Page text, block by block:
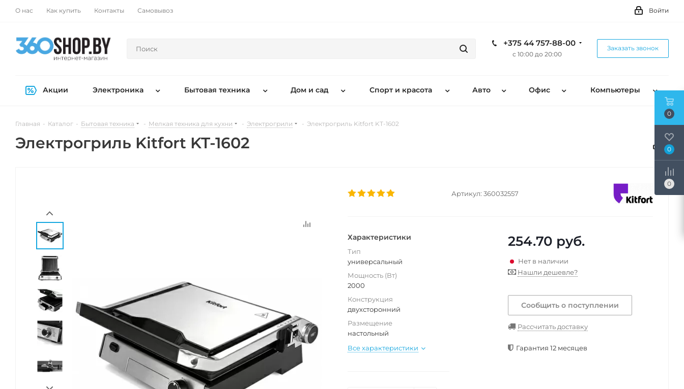
О нас Как купить Контакты Самовывоз Войти
+375 44 757-88-00
с 10:00 до 20:00
Заказать звонок
Акции Электроника Бытовая техника Дом и сад Спорт и красота Авто Офис Компьютеры
Главная - Каталог - Бытовая техника - Мелкая техника для кухни - Электрогрили - Электрогриль Kitfort KT-1602
Электрогриль Kitfort KT-1602
Артикул: 360032557
Характеристики
Тип
универсальный
Мощность (Вт)
2000
Конструкция
двухсторонний
Размещение
настольный
Все характеристики
254.70 руб.
Нет в наличии
Нашли дешевле?
Сообщить о поступлении
Рассчитать доставку
Гарантия 12 месяцев
0
0
0